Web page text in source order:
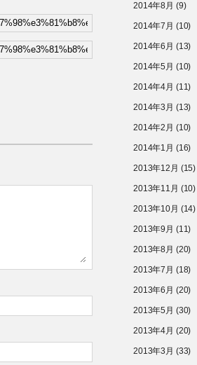
2014年8月 (9)
2014年7月 (10)
2014年6月 (13)
2014年5月 (10)
2014年4月 (11)
2014年3月 (13)
2014年2月 (10)
2014年1月 (16)
2013年12月 (15)
2013年11月 (10)
2013年10月 (14)
2013年9月 (11)
2013年8月 (20)
2013年7月 (18)
2013年6月 (20)
2013年5月 (30)
2013年4月 (20)
2013年3月 (33)